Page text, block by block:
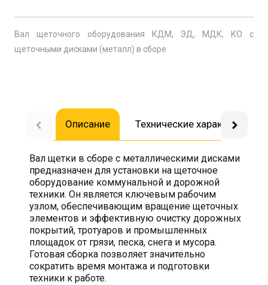
Вал щеточного оборудования КДМ, ЭД, МДК, КО с
щеточными дисками (металл) в сборе
Описание Технические
Вал щетки в сборе с металлическими дисками
предназначен для установки на щеточное
оборудование коммунальной и дорожной
техники. Он является ключевым рабочим
узлом, обеспечивающим вращение щеточных
элементов и эффективную очистку дорожных
покрытий, тротуаров и промышленных
площадок от грязи, песка, снега и мусора.
Готовая сборка позволяет значительно
сократить время монтажа и подготовки
техники к работе.